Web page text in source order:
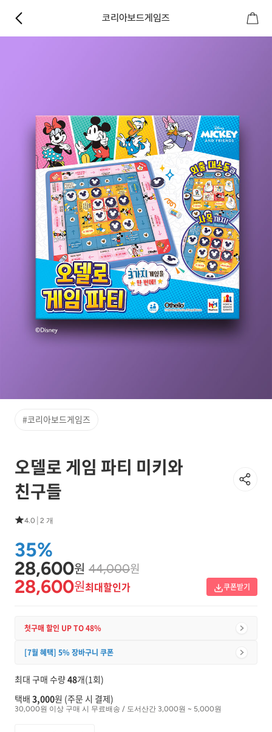
코리아보드게임즈
#코리아보드게임즈
오델로 게임 파티 미키와
친구들
4.0 2 개
35%
28,600원 44,000원
28,600원최대할인가 쿠폰받기
첫구매 할인 UP TO 48%
[7월 혜택] 5% 장바구니 쿠폰
최대 구매 수량48개(1회)
택배 3,000원 (주문 시 결제)
30,000원 이상 구매 시 무료배송 / 도서산간 3,000원 ~ 5,000원